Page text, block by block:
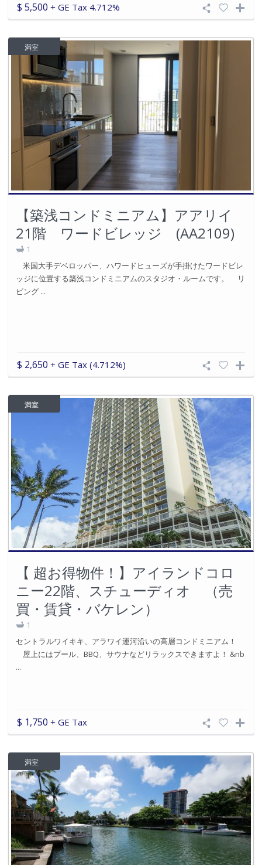
$ 5,500 + GE Tax 4.712%
満室
【築浅コンドミニアム】アアリイ
21階 ワードビレッジ (AA2109)
1
米国大手デベロッパー、ハワードヒューズが手掛けたワードビレ
ッジに位置する築浅コンドミニアムのスタジオ・ルームです。 リ
ビング ...
$ 2,650 + GE Tax (4.712%)
満室
【 超お得物件！】アイランドコロ
ニー22階、スチューディオ （売
買・賃貸・バケレン）
1
セントラルワイキキ、アラワイ運河沿いの高層コンドミニアム！
屋上にはプール、BBQ、サウナなどリラックスできますよ！ &nb
...
$ 1,750 + GE Tax
満室